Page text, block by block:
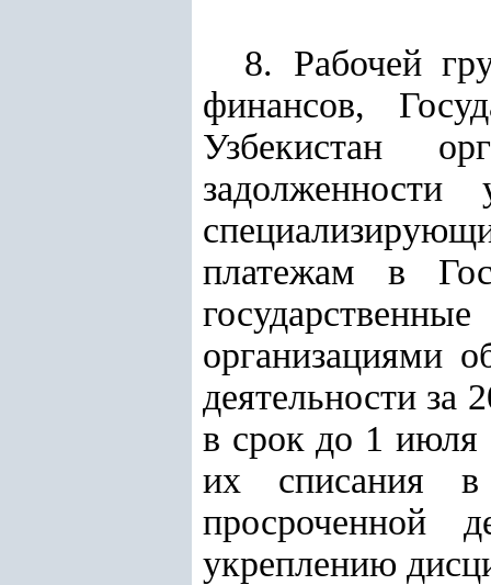
8. Рабочей
финансов,
Узбекистан
платежам в
организациями
деятельности за
в срок до 1 июля
их списания в
просроченной
укреплению